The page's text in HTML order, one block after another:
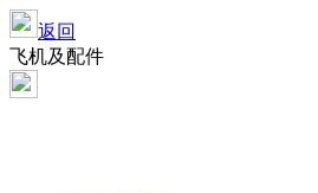
返回
飞机及配件